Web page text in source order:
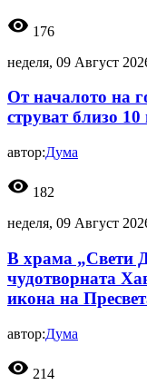
visibility 176
неделя, 09 Август
От началото на
струват близо
автор:Дума
visibility 182
неделя, 09 Август
В храма „Свети
чудотворната
икона на
автор:Дума
visibility 214